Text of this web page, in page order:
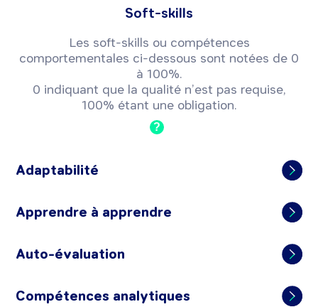
Soft-skills
Les soft-skills ou compétences
comportementales ci-dessous sont notées de 0
à 100%.
0 indiquant que la qualité n’est pas requise,
100% étant une obligation.
?
Adaptabilité
Apprendre à apprendre
Auto-évaluation
Compétences analytiques